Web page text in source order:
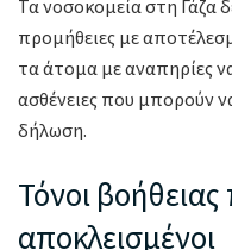
Τα νοσοκομεία στη Γάζα
προμήθειες με
τα άτομα με αναπηρίες
ασθένειες που μπορούν
δήλωση.
Τόνοι
αποκλεισμένοι